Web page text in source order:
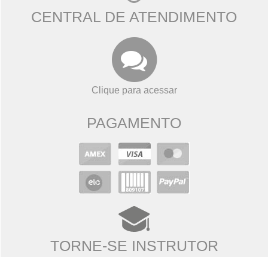
CENTRAL DE ATENDIMENTO
Clique para acessar
PAGAMENTO
TORNE-SE INSTRUTOR